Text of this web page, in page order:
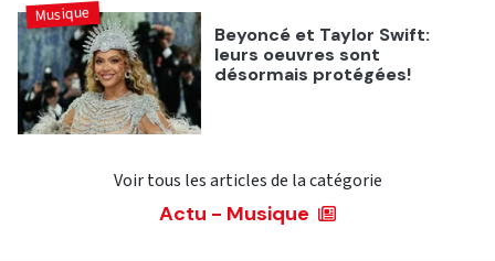
Beyoncé et Taylor Swift:
leurs oeuvres sont
désormais protégées!
Musique
Voir tous les articles de la catégorie
Actu - Musique